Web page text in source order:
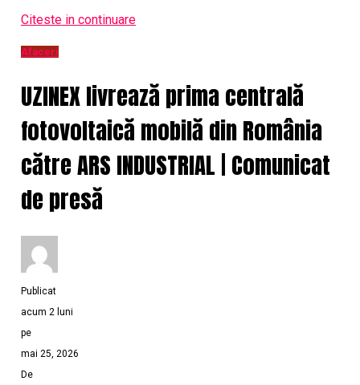
Citeste in continuare
Afaceri
UZINEX livrează prima centrală
fotovoltaică mobilă din România
către ARS INDUSTRIAL | Comunicat
de presă
Publicat
acum 2 luni
pe
mai 25, 2026
De